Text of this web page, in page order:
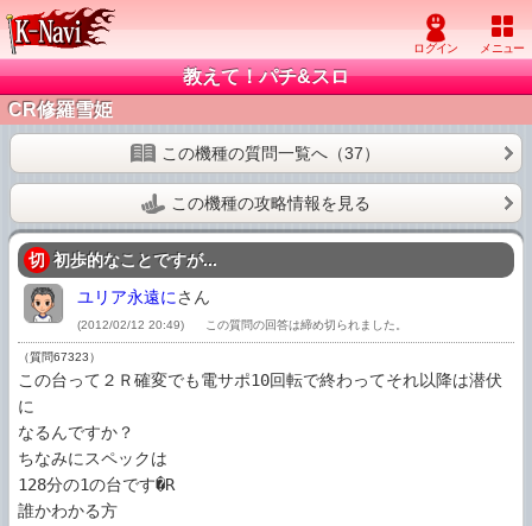
教えて！パチ&スロ
CR修羅雪姫
この機種の質問一覧へ（37）
この機種の攻略情報を見る
切 初歩的なことですが...
ユリア永遠にさん
(2012/02/12 20:49) この質問の回答は締め切られました。
（質問67323）
この台って２Ｒ確変でも電サポ10回転で終わってそれ以降は潜伏
に
なるんですか？
ちなみにスペックは
128分の1の台です�R
誰かわかる方